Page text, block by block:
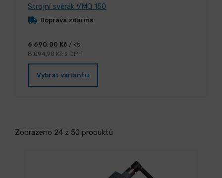
Strojní svěrák VMQ 150
Doprava zdarma
6 690,00 Kč / ks
8 094,90 Kč s DPH
Vybrat variantu
Zobrazeno 24 z 50 produktů